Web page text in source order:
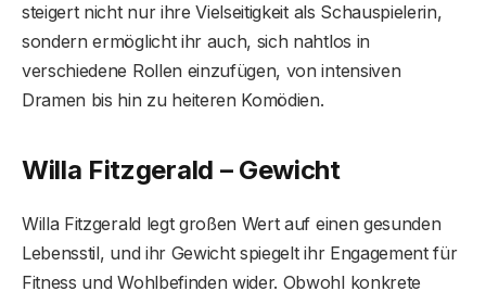
steigert nicht nur ihre Vielseitigkeit als Schauspielerin,
sondern ermöglicht ihr auch, sich nahtlos in
verschiedene Rollen einzufügen, von intensiven
Dramen bis hin zu heiteren Komödien.
Willa Fitzgerald – Gewicht
Willa Fitzgerald legt großen Wert auf einen gesunden
Lebensstil, und ihr Gewicht spiegelt ihr Engagement für
Fitness und Wohlbefinden wider. Obwohl konkrete